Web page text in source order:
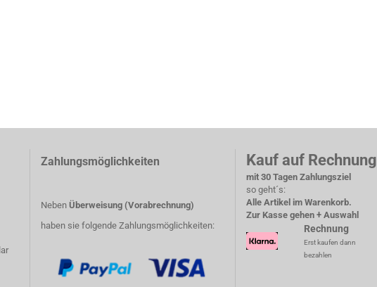
Zahlungsmöglichkeiten
NebenÜberweisung (Vorabrechnung)
haben sie folgende Zahlungsmöglichkeiten:
Kauf auf Rechnung
mit 30 Tagen Zahlungsziel
so geht´s:
Alle Artikel im Warenkorb.
Zur Kasse gehen + Auswahl
Rechnung
Erst kaufen dann
bezahlen